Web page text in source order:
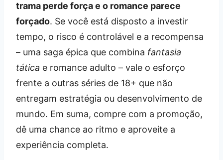
trama perde força e o romance parece
forçado. Se você está disposto a investir
tempo, o risco é controlável e a recompensa
– uma saga épica que combina fantasia
tática e romance adulto – vale o esforço
frente a outras séries de 18+ que não
entregam estratégia ou desenvolvimento de
mundo. Em suma, compre com a promoção,
dê uma chance ao ritmo e aproveite a
experiência completa.